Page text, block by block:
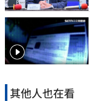
其他人也在看